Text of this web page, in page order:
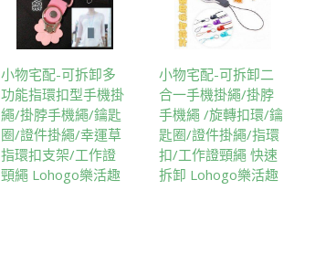
小物宅配-可拆卸多
功能指環扣型手機掛
繩/掛脖手機繩/鑰匙
圈/證件掛繩/幸運草
指環扣支架/工作證
頸繩 Lohogo樂活趣
小物宅配-可拆卸二
合一手機掛繩/掛脖
手機繩 /旋轉扣環/鑰
匙圈/證件掛繩/指環
扣/工作證頸繩 快速
拆卸 Lohogo樂活趣